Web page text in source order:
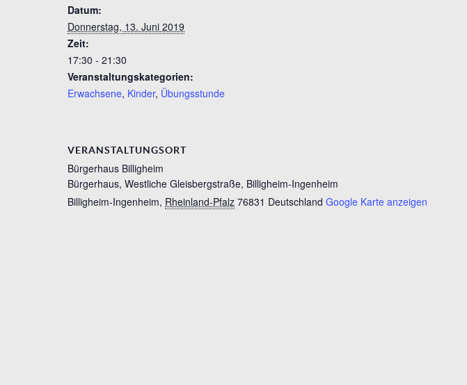
Datum:
Donnerstag, 13. Juni 2019
Zeit:
17:30 - 21:30
Veranstaltungskategorien:
Erwachsene, Kinder, Übungsstunde
VERANSTALTUNGSORT
Bürgerhaus Billigheim
Bürgerhaus, Westliche Gleisbergstraße, Billigheim-Ingenheim
Billigheim-Ingenheim, Rheinland-Pfalz 76831 Deutschland Google Karte anzeigen